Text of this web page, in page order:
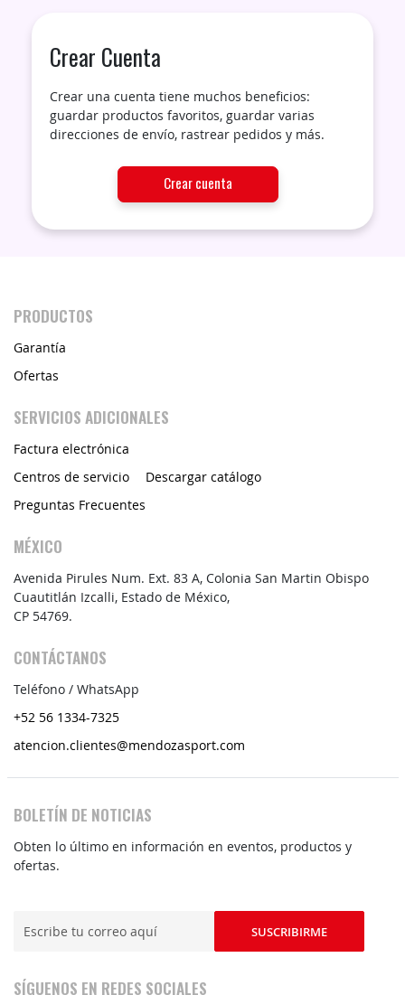
Crear Cuenta
Crear una cuenta tiene muchos beneficios:
guardar productos favoritos, guardar varias
direcciones de envío, rastrear pedidos y más.
Crear cuenta
PRODUCTOS
Garantía
Ofertas
SERVICIOS ADICIONALES
Factura electrónica
Centros de servicio
Preguntas Frecuentes
Descargar catálogo
MÉXICO
Avenida Pirules Num. Ext. 83 A, Colonia San Martin Obispo
Cuautitlán Izcalli, Estado de México,
CP 54769.
CONTÁCTANOS
Teléfono / WhatsApp
+52 56 1334-7325
atencion.clientes@mendozasport.com
BOLETÍN DE NOTICIAS
Obten lo último en información en eventos, productos y
ofertas.
grandes
SUSCRIBIRME
SÍGUENOS EN REDES SOCIALES